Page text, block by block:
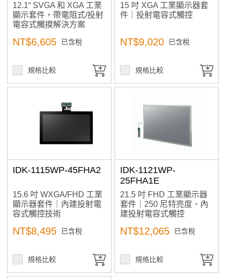
產業專用螢幕支架
光碟機
Status
In Stock
The Newest
Price: high–low
A to Z
Z to A
12.1“ SVGA 和 XGA 工業
顯示套件，帶電阻式/投射
電容式觸摸解決方案
NT$6,605 已含稅
規格比較
15 吋 XGA 工業顯示器套
件｜投射電容式觸控
NT$9,020 已含稅
規格比較
IDK-1115WP-45FHA2
15.6 吋 WXGA/FHD 工業
顯示器套件｜內建投射電
容式觸控技術
NT$8,495 已含稅
規格比較
IDK-1121WP-
25FHA1E
21.5 吋 FHD 工業顯示器
套件｜250 尼特亮度、內
建投射電容式觸控
NT$12,065 已含稅
規格比較
產品已加入購物車
> 前往結帳